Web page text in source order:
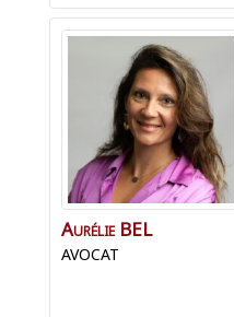
Aurélie BEL
AVOCAT